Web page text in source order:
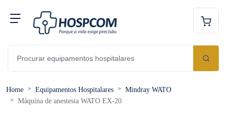
Home Equipamentos Hospitalares
Mindray WATO
Máquina de anestesia WATO EX-20